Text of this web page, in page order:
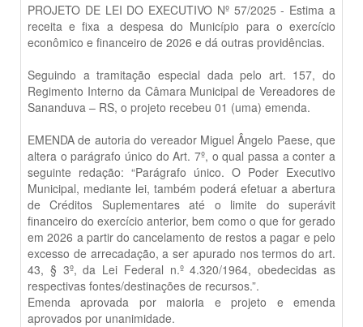
PROJETO DE LEI DO EXECUTIVO Nº 57/2025 - Estima a
receita e fixa a despesa do Município para o exercício
econômico e financeiro de 2026 e dá outras providências.
Seguindo a tramitação especial dada pelo art. 157, do
Regimento Interno da Câmara Municipal de Vereadores de
Sananduva – RS, o projeto recebeu 01 (uma) emenda.
EMENDA de autoria do vereador Miguel Ângelo Paese, que
altera o parágrafo único do Art. 7º, o qual passa a conter a
seguinte redação: “Parágrafo único. O Poder Executivo
Municipal, mediante lei, também poderá efetuar a abertura
de Créditos Suplementares até o limite do superávit
financeiro do exercício anterior, bem como o que for gerado
em 2026 a partir do cancelamento de restos a pagar e pelo
excesso de arrecadação, a ser apurado nos termos do art.
43, § 3º, da Lei Federal n.º 4.320/1964, obedecidas as
respectivas fontes/destinações de recursos.”.
Emenda aprovada por maioria e projeto e emenda
aprovados por unanimidade.